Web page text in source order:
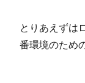
とりあえずは
番環境のため